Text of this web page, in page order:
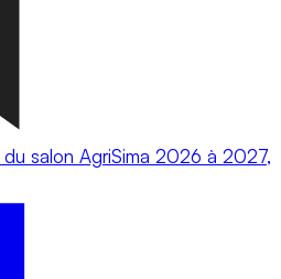
salon AgriSima 2026 à 2027,